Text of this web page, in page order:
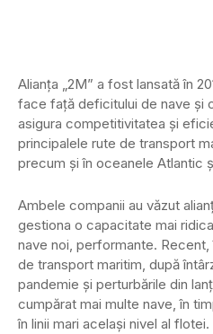
Alianţa „2M” a fost lansată în
face faţă deficitului de nave şi
asigura competitivitatea şi
principalele rute de transport
precum şi în oceanele Atlantic
Ambele companii au văzut
gestiona o capacitate mai
nave noi, performante.
de transport maritim, după
pandemie şi perturbările din
cumpărat mai multe nave, în
în linii mari acelaşi nivel al flotei.